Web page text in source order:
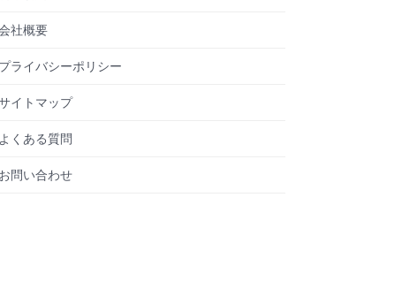
社概要
プライバシーポリシー
イトマップ
よくある質問
お問い合わせ